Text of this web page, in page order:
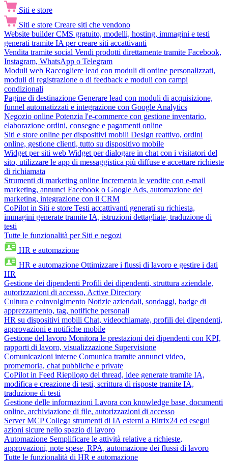
Siti e store
Siti e store Creare siti che vendono
Website builder CMS gratuito, modelli, hosting, immagini e testi
generati tramite IA per creare siti accattivanti
Vendita tramite social Vendi prodotti direttamente tramite Facebook,
Instagram, WhatsApp o Telegram
Moduli web Raccogliere lead con moduli di ordine personalizzati,
moduli di registrazione o di feedback e moduli con campi
condizionali
Pagine di destinazione Generare lead con moduli di acquisizione,
funnel automatizzati e integrazione con Google Analytics
Negozio online Potenzia l'e-commerce con gestione inventario,
elaborazione ordini, consegne e pagamenti online
Siti e store online per dispositivi mobili Design reattivo, ordini
online, gestione clienti, tutto su dispositivo mobile
Widget per siti web Widget per dialogare in chat con i visitatori del
sito, utilizzare le app di messaggistica più diffuse e accettare richieste
di richiamata
Strumenti di marketing online Incrementa le vendite con e-mail
marketing, annunci Facebook o Google Ads, automazione del
marketing, integrazione con il CRM
CoPilot in Siti e store Testi accattivanti generati su richiesta,
immagini generate tramite IA, istruzioni dettagliate, traduzione di
testi
Tutte le funzionalità per Siti e negozi
HR e automazione
HR e automazione Ottimizzare i flussi di lavoro e gestire i dati
HR
Gestione dei dipendenti Profili dei dipendenti, struttura aziendale,
autorizzazioni di accesso, Active Directory
Cultura e coinvolgimento Notizie aziendali, sondaggi, badge di
apprezzamento, tag, notifiche personali
HR su dispositivi mobili Chat, videochiamate, profili dei dipendenti,
approvazioni e notifiche mobile
Gestione del lavoro Monitora le prestazioni dei dipendenti con KPI,
rapporti di lavoro, visualizzazione Supervisione
Comunicazioni interne Comunica tramite annunci video,
promemoria, chat pubbliche e private
CoPilot in Feed Riepilogo dei thread, idee generate tramite IA,
modifica e creazione di testi, scrittura di risposte tramite IA,
traduzione di testi
Gestione delle informazioni Lavora con knowledge base, documenti
online, archiviazione di file, autorizzazioni di accesso
Server MCP Collega strumenti di IA esterni a Bitrix24 ed esegui
azioni sicure nello spazio di lavoro
Automazione Semplificare le attività relative a richieste,
approvazioni, note spese, RPA, automazione dei flussi di lavoro
Tutte le funzionalità di HR e automazione